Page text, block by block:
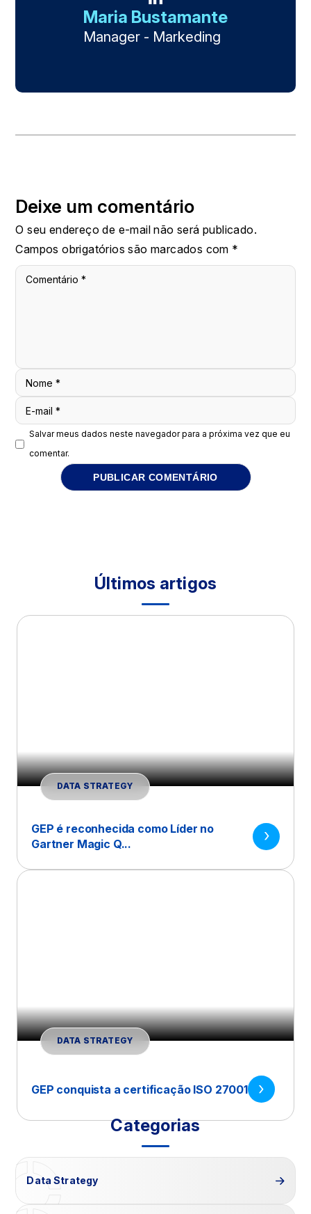
Maria Bustamante
Manager - Markeding
Deixe um comentário
O seu endereço de e-mail não será publicado.
Campos obrigatórios são marcados com *
Comentário*
Nome*
E-mail*
Salvar meus dados neste navegador para a próxima vez que eu
comentar.
Últimos artigos
DATA STRATEGY
GEP é reconhecida como Líder no
Gartner Magic Q...
DATA STRATEGY
GEP conquista a certificação ISO 27001
Categorias
Data Strategy